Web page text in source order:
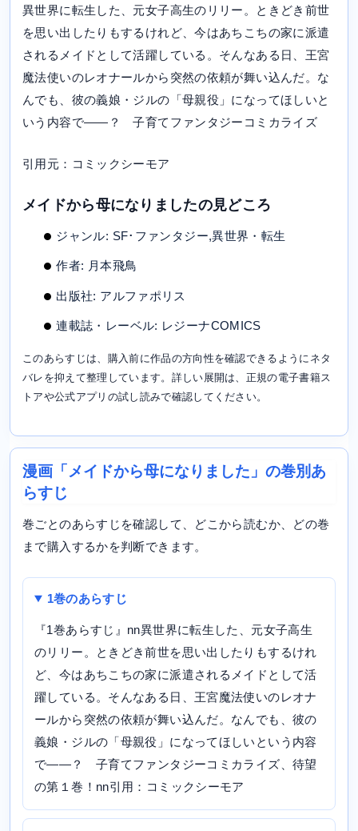
異世界に転生した、元女子高生のリリー。ときどき前世
を思い出したりもするけれど、今はあちこちの家に派遣
されるメイドとして活躍している。そんなある日、王宮
魔法使いのレオナールから突然の依頼が舞い込んだ。な
んでも、彼の義娘・ジルの「母親役」になってほしいと
いう内容で――？ 子育てファンタジーコミカライズ
引用元：コミックシーモア
メイドから母になりましたの見どころ
ジャンル: SF･ファンタジー,異世界・転生
作者: 月本飛鳥
出版社: アルファポリス
連載誌・レーベル: レジーナCOMICS
このあらすじは、購入前に作品の方向性を確認できるようにネタ
バレを抑えて整理しています。詳しい展開は、正規の電子書籍ス
トアや公式アプリの試し読みで確認してください。
漫画「メイドから母になりました」の巻別あ
らすじ
巻ごとのあらすじを確認して、どこから読むか、どの巻
まで購入するかを判断できます。
1巻のあらすじ
『1巻あらすじ』nn異世界に転生した、元女子高生
のリリー。ときどき前世を思い出したりもするけれ
ど、今はあちこちの家に派遣されるメイドとして活
躍している。そんなある日、王宮魔法使いのレオナ
ールから突然の依頼が舞い込んだ。なんでも、彼の
義娘・ジルの「母親役」になってほしいという内容
で——？ 子育てファンタジーコミカライズ、待望
の第１巻！nn引用：コミックシーモア